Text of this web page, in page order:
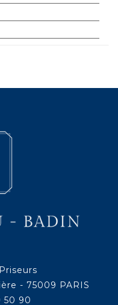
- 75009 PARIS
50 90